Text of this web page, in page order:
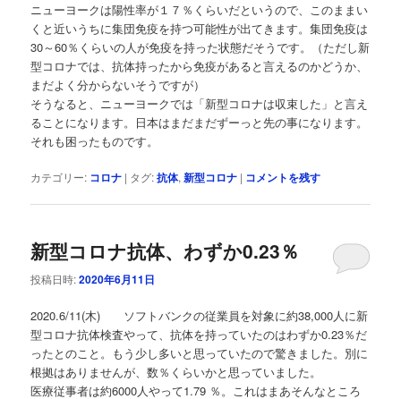
ニューヨークは陽性率が１７％くらいだというので、このままい
くと近いうちに集団免疫を持つ可能性が出てきます。集団免疫は
30～60％くらいの人が免疫を持った状態だそうです。（ただし新
型コロナでは、抗体持ったから免疫があると言えるのかどうか、
まだよく分からないそうですが）
そうなると、ニューヨークでは「新型コロナは収束した」と言え
ることになります。日本はまだまだずーっと先の事になります。
それも困ったものです。
カテゴリー: コロナ | タグ:抗体,新型コロナ | コメントを残す
新型コロナ抗体、わずか0.23％
投稿日時:2020年6月11日
2020.6/11(木) ソフトバンクの従業員を対象に約38,000人に新
型コロナ抗体検査やって、抗体を持っていたのはわずか0.23％だ
ったとのこと。もう少し多いと思っていたので驚きました。別に
根拠はありませんが、数％くらいかと思っていました。
医療従事者は約6000人やって1.79 ％。これはまあそんなところ